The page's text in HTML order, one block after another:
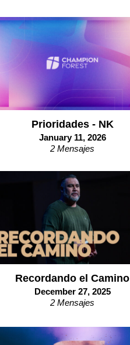
Prioridades - NK
January 11, 2026
2 Mensajes
Recordando el Camino
December 27, 2025
2 Mensajes